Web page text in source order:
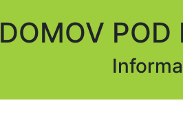
DOMOV POD